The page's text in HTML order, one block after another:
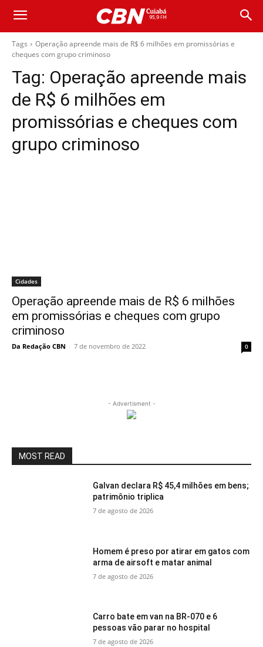
Tags
Operação apreende mais de R$ 6 milhões em promissórias e
cheques com grupo criminoso
Tag: Operação apreende mais
de R$ 6 milhões em
promissórias e cheques com
grupo criminoso
Cidades
Operação apreende mais de R$ 6 milhões
em promissórias e cheques com grupo
criminoso
Da Redação CBN - 7 de novembro de 2022 0
- Advertisment -
MOST READ
Galvan declara R$ 45,4 milhões em bens;
patrimônio triplica
7 de agosto de 2026
Homem é preso por atirar em gatos com
arma de airsoft e matar animal
7 de agosto de 2026
Carro bate em van na BR-070 e 6
pessoas vão parar no hospital
7 de agosto de 2026